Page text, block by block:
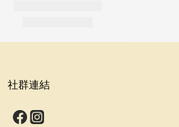
社群連結